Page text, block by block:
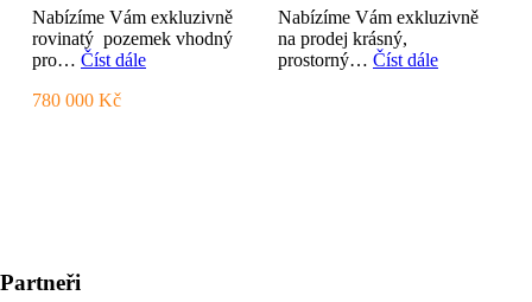
Nabízíme Vám exkluzivně
rovinatý pozemek vhodný
pro… Číst dále
780 000 Kč
Nabízíme Vám exkluzivně
na prodej krásný,
prostorný… Číst dále
Partneři